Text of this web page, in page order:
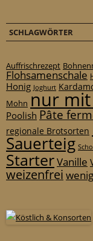
SCHLAGWÖRTER
Auffrischrezept
Flohsamenschale
Honig Joghurt
Mohn nur
Poolish Pâte
regionale Brotsorten
Sauerteig
StarterVanille
weizenfrei